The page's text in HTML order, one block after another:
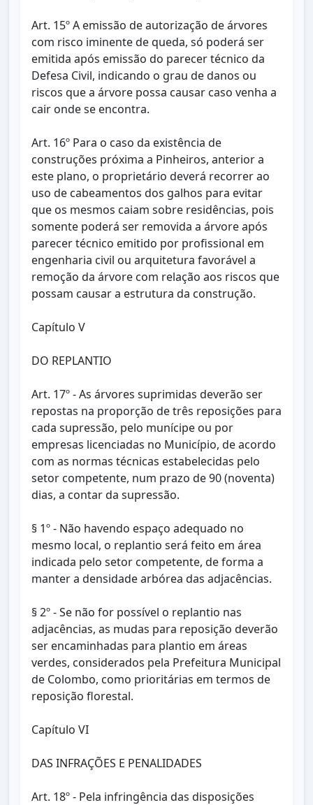
Art. 15º A emissão de autorização de árvores
com risco iminente de queda, só poderá ser
emitida após emissão do parecer técnico da
Defesa Civil, indicando o grau de danos ou
riscos que a árvore possa causar caso venha a
cair onde se encontra.
Art. 16º Para o caso da existência de
construções próxima a Pinheiros, anterior a
este plano, o proprietário deverá recorrer ao
uso de cabeamentos dos galhos para evitar
que os mesmos caiam sobre residências, pois
somente poderá ser removida a árvore após
parecer técnico emitido por profissional em
engenharia civil ou arquitetura favorável a
remoção da árvore com relação aos riscos que
possam causar a estrutura da construção.
Capítulo V
DO REPLANTIO
Art. 17º - As árvores suprimidas deverão ser
repostas na proporção de três reposições para
cada supressão, pelo munícipe ou por
empresas licenciadas no Município, de acordo
com as normas técnicas estabelecidas pelo
setor competente, num prazo de 90 (noventa)
dias, a contar da supressão.
§ 1º - Não havendo espaço adequado no
mesmo local, o replantio será feito em área
indicada pelo setor competente, de forma a
manter a densidade arbórea das adjacências.
§ 2º - Se não for possível o replantio nas
adjacências, as mudas para reposição deverão
ser encaminhadas para plantio em áreas
verdes, considerados pela Prefeitura Municipal
de Colombo, como prioritárias em termos de
reposição florestal.
Capítulo VI
DAS INFRAÇÕES E PENALIDADES
Art. 18º - Pela infringência das disposições